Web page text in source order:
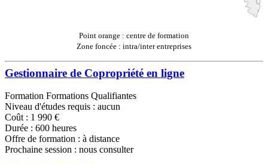
Point orange : centre de formation
Zone foncée : intra/inter entreprises
Gestionnaire de Copropriété en ligne
Formation Formations Qualifiantes
Niveau d'études requis : aucun
Coût : 1 990 €
Durée : 600 heures
Offre de formation : à distance
Prochaine session : nous consulter